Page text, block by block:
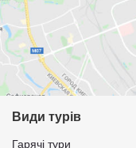
Види турів
Гарячі тури